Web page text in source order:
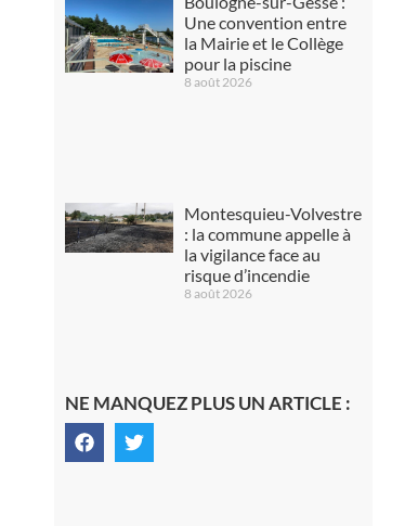
Une convention entre
la Mairie et le Collège
pour la piscine
8 août 2026
Montesquieu-Volvestre
: la commune appelle à
la vigilance face au
risque d’incendie
8 août 2026
NE MANQUEZ PLUS UN ARTICLE :